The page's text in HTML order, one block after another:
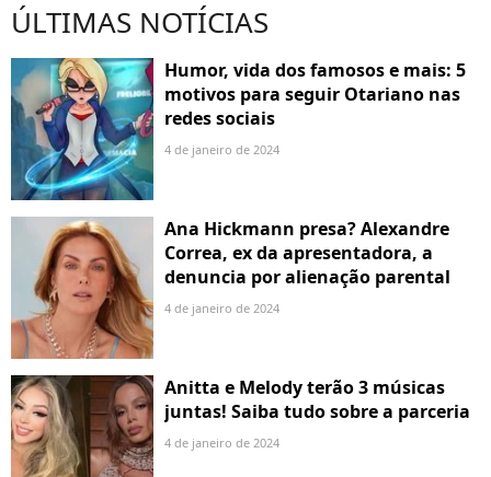
ÚLTIMAS NOTÍCIAS
Humor, vida dos famosos e mais: 5
motivos para seguir Otariano nas
redes sociais
4 de janeiro de 2024
Ana Hickmann presa? Alexandre
Correa, ex da apresentadora, a
denuncia por alienação parental
4 de janeiro de 2024
Anitta e Melody terão 3 músicas
juntas! Saiba tudo sobre a parceria
4 de janeiro de 2024